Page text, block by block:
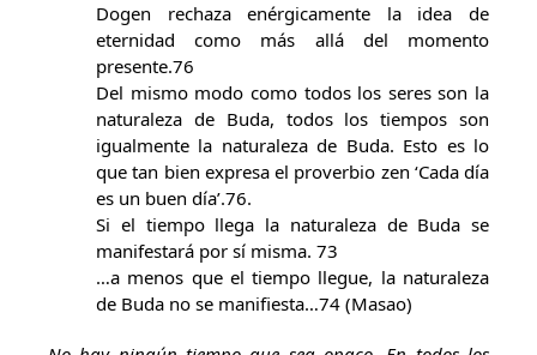
Dogen rechaza enérgicamente la idea de
eternidad como más allá del momento
presente.76
Del mismo modo como todos los seres son la
naturaleza de Buda, todos los tiempos son
igualmente la naturaleza de Buda. Esto es lo
que tan bien expresa el proverbio zen ‘Cada día
es un buen día’.76.
Si el tiempo llega la naturaleza de Buda se
manifestará por sí misma. 73
…a menos que el tiempo llegue, la naturaleza
de Buda no se manifiesta…74 (Masao)